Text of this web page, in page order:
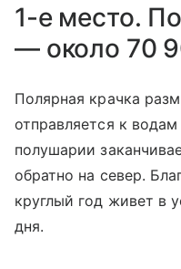
1-е место.
— около 70
Полярная крачка
отправляется к
полушарии
обратно на север.
круглый год живет в
дня.